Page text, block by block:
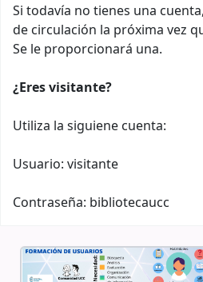
Si todavía no tienes una
de circulación la próxima vez
Se le proporcionará una.
¿Eres visitante?
Utiliza la siguiene cuenta:
Usuario: visitante
Contraseña: bibliotecaucc